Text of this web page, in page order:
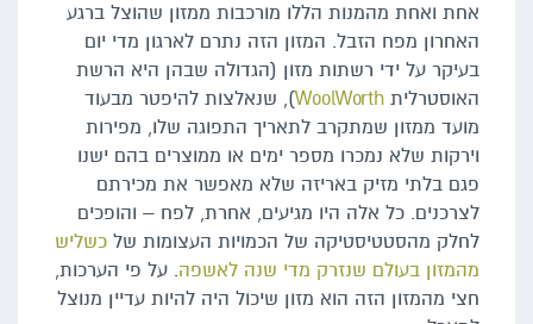
אחת ואחת מהמנות הללו מורכבות ממזון שהוצל ברגע
האחרון מפח הזבל. המזון הזה נתרם לארגון מדי יום
בעיקר על ידי רשתות מזון (הגדולה שבהן היא הרשת
האוסטרלית WoolWorth), שנאלצות להיפטר מבעוד
מועד ממזון שמתקרב לתאריך התפוגה שלו, מפירות
וירקות שלא נמכרו מספר ימים או ממוצרים בהם ישנו
פגם בלתי מזיק באריזה שלא מאפשר את מכירתם
לצרכנים. כל אלה היו מגיעים, אחרת, לפח – והופכים
לחלק מהסטטיסטיקה של הכמויות העצומות של כשליש
מהמזון בעולם שנזרק מדי שנה לאשפה. על פי הערכות,
חצי מהמזון הזה הוא מזון שיכול היה להיות עדיין מנוצל